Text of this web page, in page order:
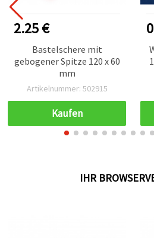
2.25 €
Bastelschere mit
gebogener Spitze 120 x 60
mm
Artikelnummer: 502915
Kaufen
IHR